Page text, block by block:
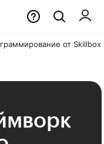
от Skillbox